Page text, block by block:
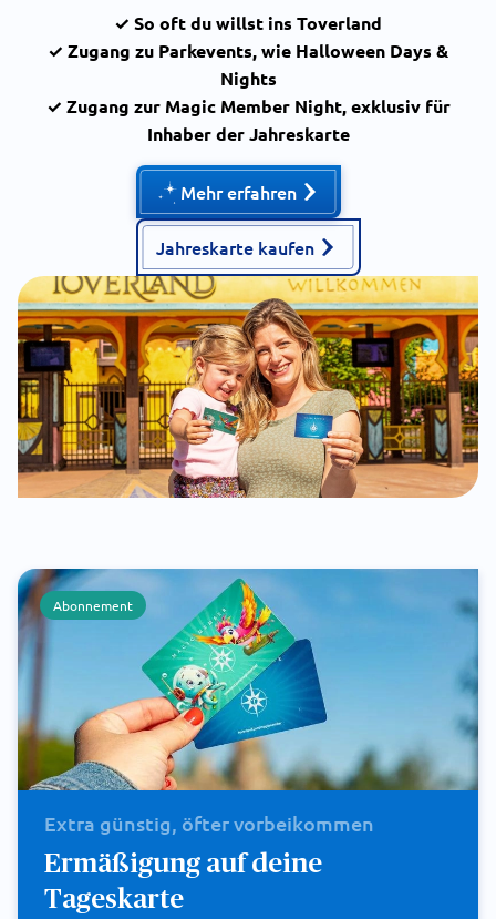
✓ So oft du willst ins Toverland
✓ Zugang zu Parkevents, wie Halloween Days &
Nights
✓ Zugang zur Magic Member Night, exklusiv für
Inhaber der Jahreskarte
Mehr erfahren
Jahreskarte kaufen
Abonnement
Extra günstig, öfter vorbeikommen
Ermäßigung auf deine
Tageskarte